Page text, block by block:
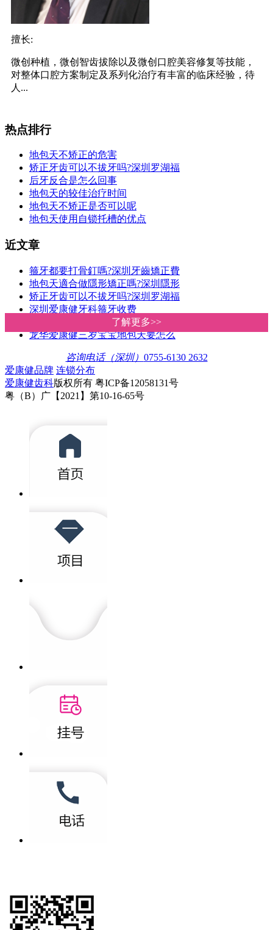
了解更多>>
了解更多>>
擅长:
微创种植，微创智齿拔除以及微创口腔美容修复等技能，
对整体口腔方案制定及系列化治疗有丰富的临床经验，待
人...
热点排行
地包天不矫正的危害
矫正牙齿可以不拔牙吗?深圳罗湖福
后牙反合是怎么回事
地包天的较佳治疗时间
地包天不矫正是否可以呢
地包天使用自锁托槽的优点
近文章
箍牙都要打骨釘嗎?深圳牙齒矯正費
地包天適合做隱形矯正嗎?深圳隱形
矫正牙齿可以不拔牙吗?深圳罗湖福
深圳爱康健牙科箍牙收费
深圳爱康健牙科医院地包天矫正得
龙华爱康健三岁宝宝地包天要怎么
咨询电话（深圳） 0755-6130 2632
爱康健品牌 连锁分布
爱康健齿科版权所有 粤ICP备12058131号
粤（B）广【2021】第10-16-65号